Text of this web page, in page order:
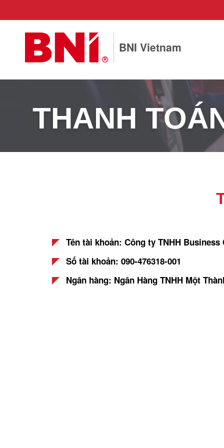
BNI Vietnam
THANH
Tên tài khoản: Công ty TNHH Business
Số tài khoản: 090-476318-001
Ngân hàng: Ngân Hàng TNHH Một